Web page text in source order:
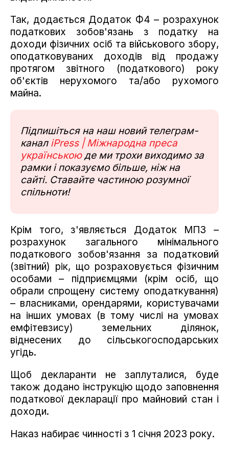
Так, додається Додаток Ф4 – розрахунок
податкових зобов'язань з податку на
доходи фізичних осіб та військового збору,
оподатковуваних доходів від продажу
протягом звітного (податкового) року
об'єктів нерухомого та/або рухомого
майна.
Підпишіться на наш новий телеграм-
канал iPress | Міжнародна преса
українськоюде ми трохи виходимо за
рамки і показуємо більше, ніж на
сайті. Ставайте частиною розумної
спільноти!
Крім того, з'являється Додаток МПЗ –
розрахунок загального мінімального
податкового зобов'язання за податковий
(звітний) рік, що розраховується фізичним
особами – підприємцями (крім осіб, що
обрали спрощену систему оподаткування)
– власниками, орендарями, користувачами
на інших умовах (в тому числі на умовах
емфітевзису) земельних ділянок,
віднесених до сільськогосподарських
угідь.
Щоб декларанти не заплуталися, буде
також додано інструкцію щодо заповнення
податкової декларації про майновий стан і
доходи.
Наказ набирає чинності з 1 січня 2023 року.